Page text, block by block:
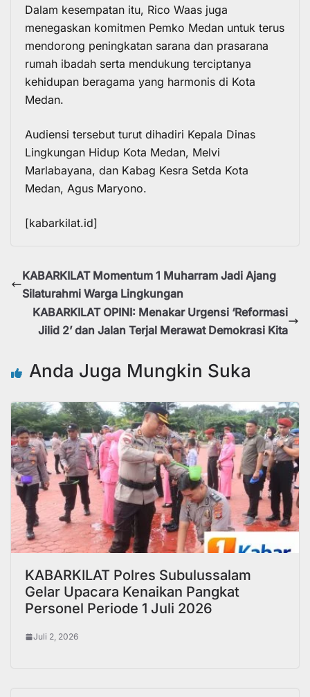
Dalam kesempatan itu, Rico Waas juga
menegaskan komitmen Pemko Medan untuk terus
mendorong peningkatan sarana dan prasarana
rumah ibadah serta mendukung terciptanya
kehidupan beragama yang harmonis di Kota
Medan.
Audiensi tersebut turut dihadiri Kepala Dinas
Lingkungan Hidup Kota Medan, Melvi
Marlabayana, dan Kabag Kesra Setda Kota
Medan, Agus Maryono.
[kabarkilat.id]
KABARKILAT Momentum 1 Muharram Jadi Ajang
Silaturahmi Warga Lingkungan
KABARKILAT OPINI: Menakar Urgensi ‘Reformasi
Jilid 2’ dan Jalan Terjal Merawat Demokrasi Kita
Anda Juga Mungkin Suka
KABARKILAT Polres Subulussalam
Gelar Upacara Kenaikan Pangkat
Personel Periode 1 Juli 2026
Juli 2, 2026